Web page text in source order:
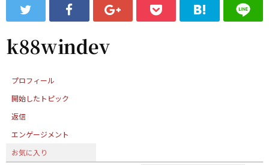
ッ
プ
フ
ォ
ム
k88windev
プロフィール
開始したトピック
返信
エンゲージメント
お気に入り